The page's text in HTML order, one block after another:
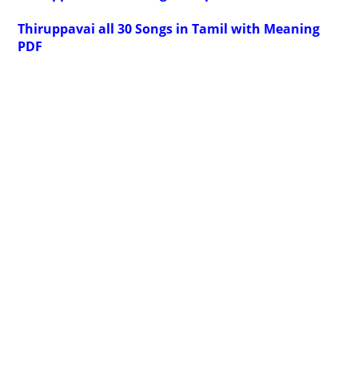
Thiruppavai all 30 Songs in Tamil with Meaning
PDF